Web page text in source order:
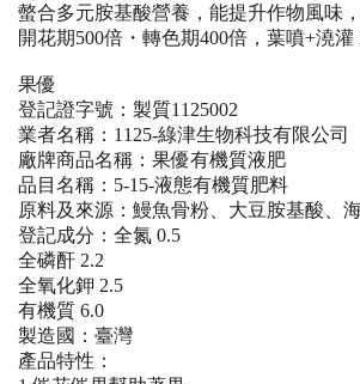
螫合多元胺基酸營養，能提升作物風味，
開花期500倍・轉色期400倍，葉噴+澆灌
果優
登記證字號：製質1125002
業者名稱：1125-綠津生物科技有限公司
廠牌商品名稱：果優有機質液肥
品目名稱：5-15-液態有機質肥料
原料及來源：鰻魚骨粉、大豆胺基酸、海
登記成分：全氮 0.5
全磷酐 2.2
全氧化鉀 2.5
有機質 6.0
製造國：臺灣
產品特性：